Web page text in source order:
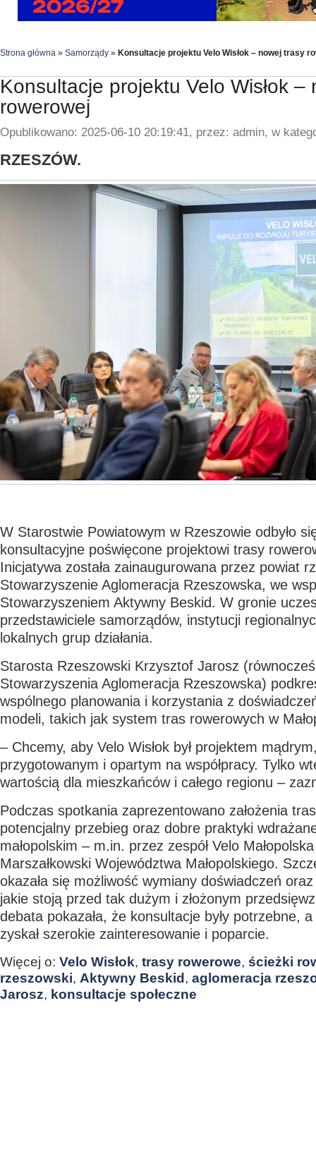
Strona główna » Samorządy » Konsultacje projektu Velo Wisłok – nowej trasy
Konsultacje projektu Velo Wisłok –
rowerowej
Opublikowano: 2025-06-10 20:19:41, przez: admin, w
RZESZÓW.
W Starostwie Powiatowym w Rzeszowie odbyło
konsultacyjne poświęcone projektowi trasy
Inicjatywa została zainaugurowana przez powiat
Stowarzyszenie Aglomeracja Rzeszowska, we
Stowarzyszeniem Aktywny Beskid. W gronie
przedstawiciele samorządów, instytucji
lokalnych grup działania.
Starosta Rzeszowski Krzysztof Jarosz
Stowarzyszenia Aglomeracja Rzeszowska)
wspólnego planowania i korzystania z
modeli, takich jak system tras rowerowych w
– Chcemy, aby Velo Wisłok był projektem
przygotowanym i opartym na współpracy. Tylko
wartością dla mieszkańców i całego regionu –
Podczas spotkania zaprezentowano założenia
potencjalny przebieg oraz dobre praktyki
małopolskim – m.in. przez zespół Velo
Marszałkowski Województwa Małopolskiego.
okazała się możliwość wymiany doświadczeń
jakie stoją przed tak dużym i złożonym
debata pokazała, że konsultacje były potrzebne,
zyskał szerokie zainteresowanie i poparcie.
Więcej o: Velo Wisłok, trasy rowerowe, ścieżki
rzeszowski, Aktywny Beskid , aglomeracja
Jarosz, konsultacje społeczne